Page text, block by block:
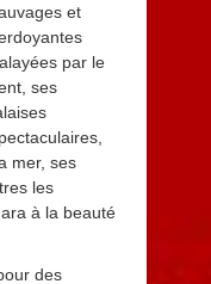
et
par le
ses
mer, ses
les
à la beauté
des